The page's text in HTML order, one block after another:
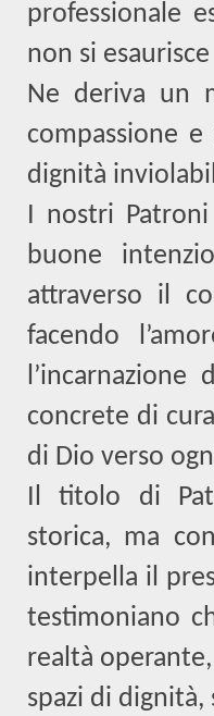
professionale
non si
Ne deriva un
compassione
dignità
I nostri
buone
attraverso il
facendo
concrete di
di Dio verso
Il titolo di
storica, ma
interpella il
testimoniano
realtà
spazi di dignità,